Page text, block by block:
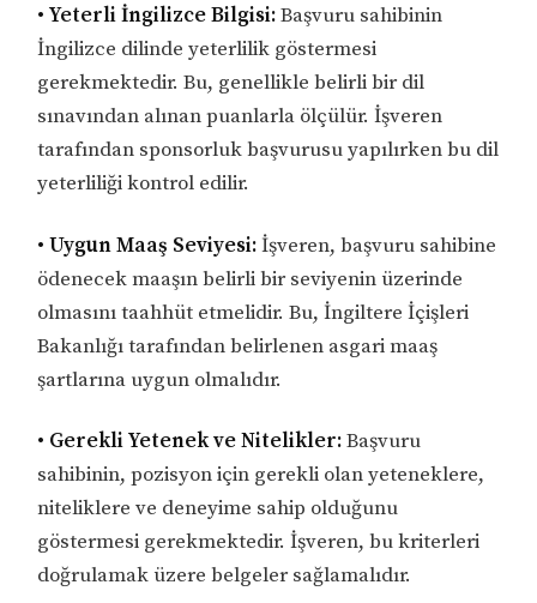
• Yeterli İngilizce Bilgisi:Başvuru sahibinin
İngilizce dilinde yeterlilik göstermesi
gerekmektedir. Bu, genellikle belirli bir dil
sınavından alınan puanlarla ölçülür. İşveren
tarafından sponsorluk başvurusu yapılırken bu dil
yeterliliği kontrol edilir.
• Uygun Maaş Seviyesi:İşveren, başvuru sahibine
ödenecek maaşın belirli bir seviyenin üzerinde
olmasını taahhüt etmelidir. Bu, İngiltere İçişleri
Bakanlığı tarafından belirlenen asgari maaş
şartlarına uygun olmalıdır.
• Gerekli Yetenek ve Nitelikler:Başvuru
sahibinin, pozisyon için gerekli olan yeteneklere,
niteliklere ve deneyime sahip olduğunu
göstermesi gerekmektedir. İşveren, bu kriterleri
doğrulamak üzere belgeler sağlamalıdır.